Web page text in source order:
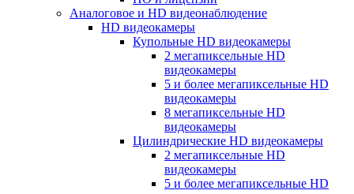
Аналоговое и HD видеонаблюдение
HD видеокамеры
Купольные HD видеокамеры
2 мегапиксельные HD
видеокамеры
5 и более мегапиксельные HD
видеокамеры
8 мегапиксельные HD
видеокамеры
Цилиндрические HD видеокамеры
2 мегапиксельные HD
видеокамеры
5 и более мегапиксельные HD